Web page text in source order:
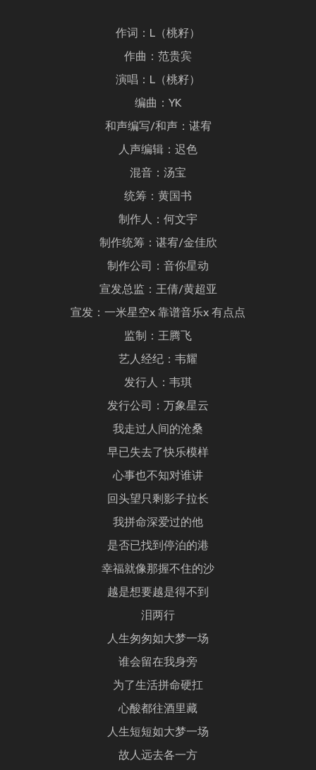
作词：L（桃籽）
作曲：范贵宾
演唱：L（桃籽）
编曲：YK
和声编写/和声：谌宥
人声编辑：迟色
混音：汤宝
统筹：黄国书
制作人：何文宇
制作统筹：谌宥/金佳欣
制作公司：音你星动
宣发总监：王倩/黄超亚
宣发：一米星空x 靠谱音乐x 有点点
监制：王腾飞
艺人经纪：韦耀
发行人：韦琪
发行公司：万象星云
我走过人间的沧桑
早已失去了快乐模样
心事也不知对谁讲
回头望只剩影子拉长
我拼命深爱过的他
是否已找到停泊的港
幸福就像那握不住的沙
越是想要越是得不到
泪两行
人生匆匆如大梦一场
谁会留在我身旁
为了生活拼命硬扛
心酸都往酒里藏
人生短短如大梦一场
故人远去各一方